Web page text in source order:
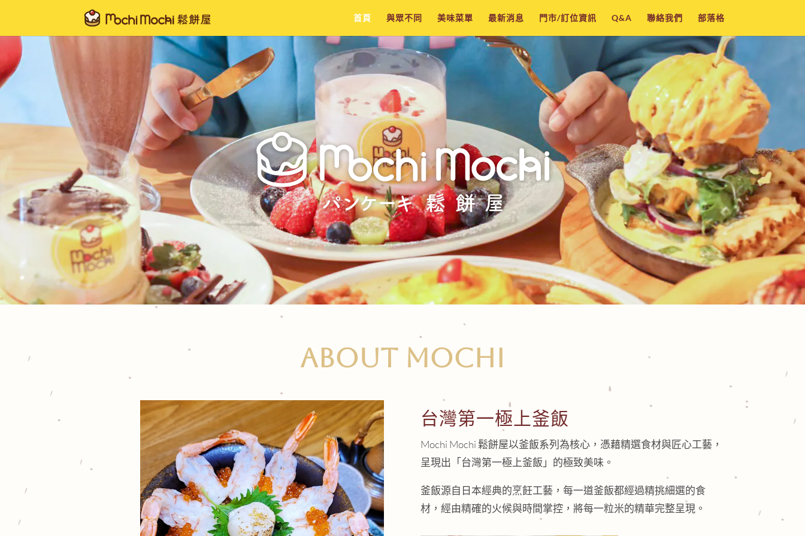
首頁 與眾不同 美味菜單 最新消息 門市/訂位資訊 Q&A 聯絡我們 部落格
Mochi
Mochi
餅
極
上
飯
與
ABOUT MOCHI
台灣第一極上釜飯
Mochi Mochi 鬆餅屋以釜飯系列為核心，憑藉精選食材與匠心工藝，
呈現出「台灣第一極上釜飯」的極致美味。
釜飯源自日本經典的烹飪工藝，每一道釜飯都經過精挑細選的食
材，經由精確的火候與時間掌控，將每一粒米的精華完整呈現。